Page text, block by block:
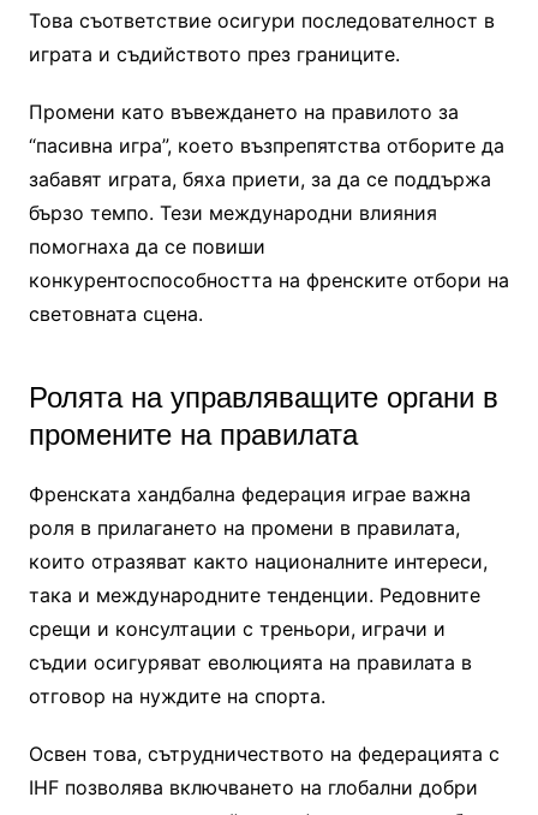
Това съответствие осигури последователност в
играта и съдийството през границите.
Промени като въвеждането на правилото за
“пасивна игра”, което възпрепятства отборите да
забавят играта, бяха приети, за да се поддържа
бързо темпо. Тези международни влияния
помогнаха да се повиши
конкурентоспособността на френските отбори на
световната сцена.
Ролята на управляващите органи в
промените на правилата
Френската хандбална федерация играе важна
роля в прилагането на промени в правилата,
които отразяват както националните интереси,
така и международните тенденции. Редовните
срещи и консултации с треньори, играчи и
съдии осигуряват еволюцията на правилата в
отговор на нуждите на спорта.
Освен това, сътрудничеството на федерацията с
IHF позволява включването на глобални добри